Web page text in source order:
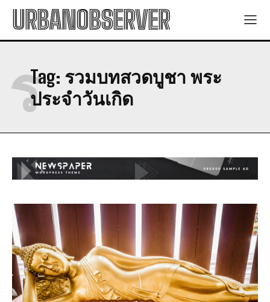
URBANOBSERVER
Tag: รวมบทสวดบูชา พระ
ประจำวันเกิด
ร